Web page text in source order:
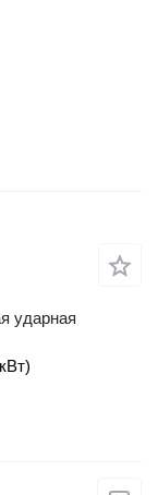
ударная